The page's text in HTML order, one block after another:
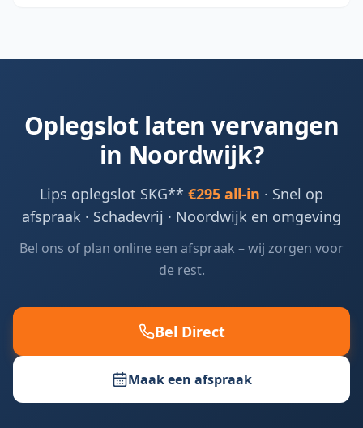
Oplegslot laten vervangen
in Noordwijk?
Lips oplegslot SKG** €295 all-in · Snel op
afspraak · Schadevrij · Noordwijk en omgeving
Bel ons of plan online een afspraak – wij zorgen voor
de rest.
Bel Direct
Maak een afspraak